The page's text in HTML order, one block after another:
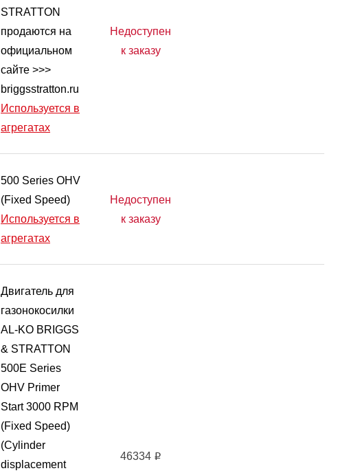
STRATTON
продаются на
официальном
сайте >>>
briggsstratton.ru
Используется в
агрегатах
Недоступен
к заказу
500 Series OHV
(Fixed Speed)
Используется в
агрегатах
Недоступен
к заказу
Двигатель для
газонокосилки
AL-KO BRIGGS
& STRATTON
500E Series
OHV Primer
Start 3000 RPM
(Fixed Speed)
(Cylinder
displacement
46334 i